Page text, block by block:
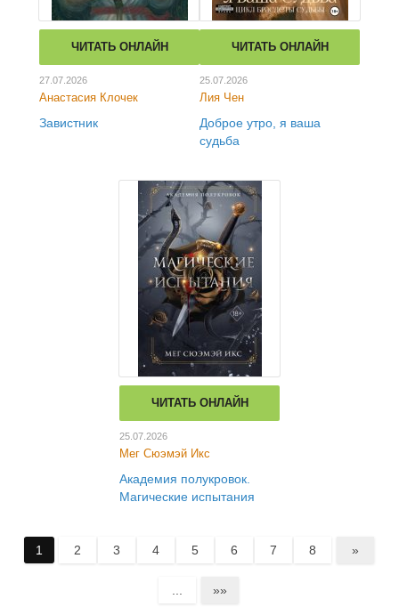
ЧИТАТЬ ОНЛАЙН
27.07.2026
Анастасия Клочек
Завистник
ЧИТАТЬ ОНЛАЙН
25.07.2026
Лия Чен
Доброе утро, я ваша
судьба
ЧИТАТЬ ОНЛАЙН
25.07.2026
Мег Сюэмэй Икс
Академия полукровок.
Магические испытания
1 2 3 4 5 6 7 8 »
»»